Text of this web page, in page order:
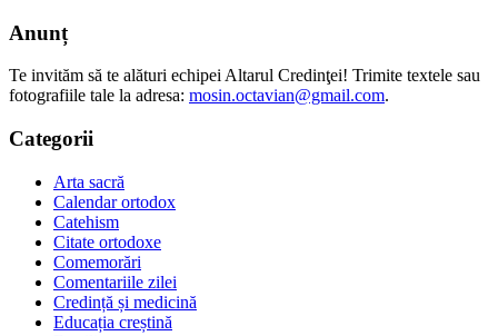
Anunț
Te invităm să te alături echipei Altarul Credinţei! Trimite textele sau
fotografiile tale la adresa: mosin.octavian@gmail.com.
Categorii
Arta sacră
Calendar ortodox
Catehism
Citate ortodoxe
Comemorări
Comentariile zilei
Credință și medicină
Educația creștină